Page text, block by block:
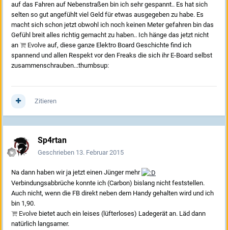
auf das Fahren auf Nebenstraßen bin ich sehr gespannt.. Es hat sich
selten so gut angefühlt viel Geld für etwas ausgegeben zu habe. Es
macht sich schon jetzt obwohl ich noch keinen Meter gefahren bin das
Gefühl breit alles richtig gemacht zu haben.. Ich hänge das jetzt nicht
an
Evolve auf, diese ganze Elektro Board Geschichte find ich
spannend und allen Respekt vor den Freaks die sich ihr E-Board selbst
zusammenschrauben..:thumbsup:
Zitieren
Sp4rtan
Geschrieben 13. Februar 2015
Na dann haben wir ja jetzt einen Jünger mehr
Verbindungsabbrüche konnte ich (Carbon) bislang nicht feststellen.
Auch nicht, wenn die FB direkt neben dem Handy gehalten wird und ich
bin 1,90.
Evolve bietet auch ein leises (lüfterloses) Ladegerät an. Läd dann
natürlich langsamer.